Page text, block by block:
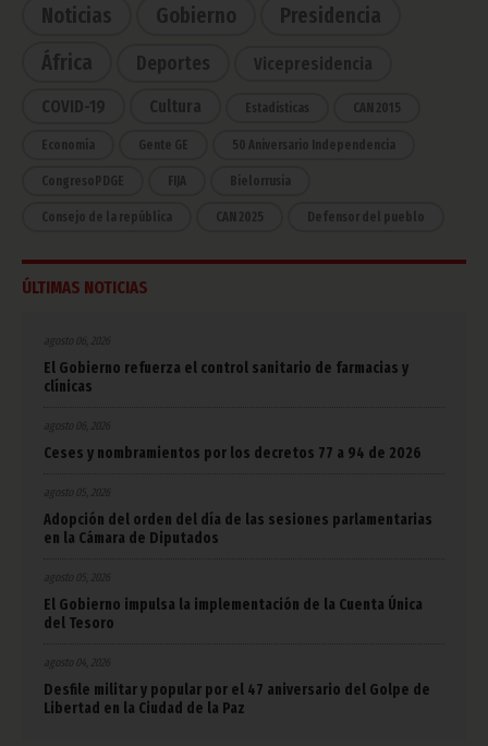
Noticias Gobierno
Presidencia
África
Deportes Vicepresidencia
COVID-19 Cultura Estadísticas CAN 2015
Economía Gente GE 50 Aniversario Independencia
CongresoPDGE FIJA Bielorrusia
Consejo de la república CAN 2025 Defensor del pueblo
ÚLTIMAS NOTICIAS
agosto 06, 2026
El Gobierno refuerza el control sanitario de farmacias y
clínicas
agosto 06, 2026
Ceses y nombramientos por los decretos 77 a 94 de 2026
agosto 05, 2026
Adopción del orden del día de las sesiones parlamentarias
en la Cámara de Diputados
agosto 05, 2026
El Gobierno impulsa la implementación de la Cuenta Única
del Tesoro
agosto 04, 2026
Desfile militar y popular por el 47 aniversario del Golpe de
Libertad en la Ciudad de la Paz